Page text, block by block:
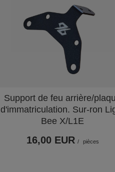
Support de feu arrière/
d'immatriculation. Sur-ron
Bee X/L1E
16,00 EUR / pièces